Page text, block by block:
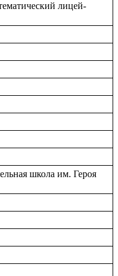
лицей-
школа им. Героя